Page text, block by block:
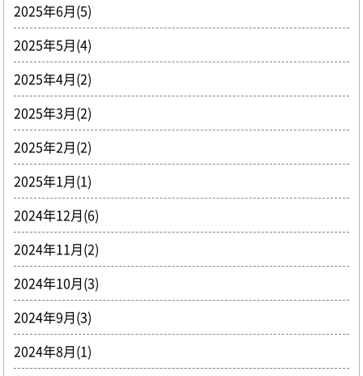
2025年6月(5)
2025年5月(4)
2025年4月(2)
2025年3月(2)
2025年2月(2)
2025年1月(1)
2024年12月(6)
2024年11月(2)
2024年10月(3)
2024年9月(3)
2024年8月(1)